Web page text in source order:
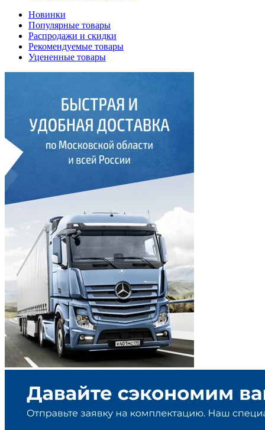
Новинки
Популярные товары
Распродажи и скидки
Рекомендуемые товары
Уцененные товары